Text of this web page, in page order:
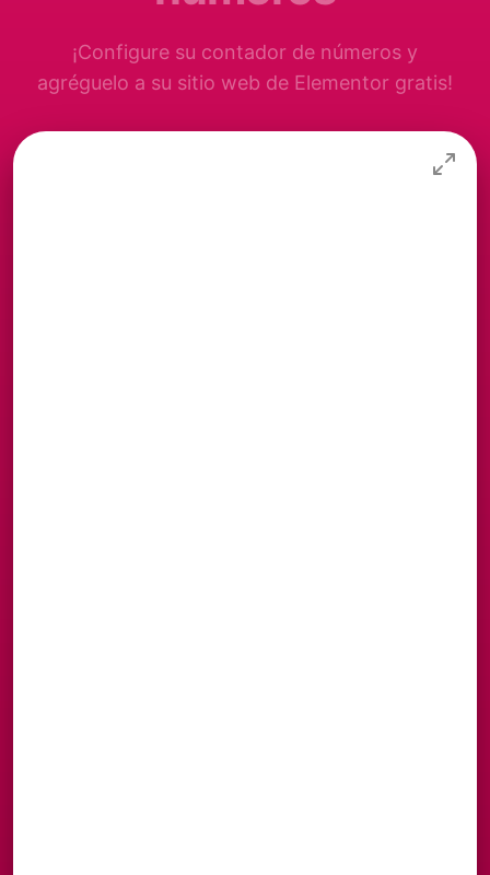
¡Configure su contador de números y
agréguelo a su sitio web de Elementor gratis!